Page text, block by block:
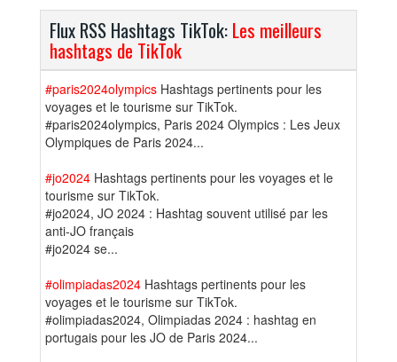
Flux RSS Hashtags TikTok:Les meilleurs
hashtags de TikTok
#paris2024olympics Hashtags pertinents pour les
voyages et le tourisme sur TikTok.
#paris2024olympics, Paris 2024 Olympics : Les Jeux
Olympiques de Paris 2024...
#jo2024 Hashtags pertinents pour les voyages et le
tourisme sur TikTok.
#jo2024, JO 2024 : Hashtag souvent utilisé par les
anti-JO français
#jo2024 se...
#olimpiadas2024 Hashtags pertinents pour les
voyages et le tourisme sur TikTok.
#olimpiadas2024, Olimpiadas 2024 : hashtag en
portugais pour les JO de Paris 2024...